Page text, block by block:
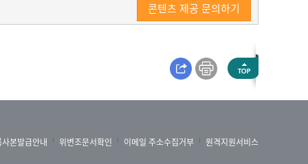
콘텐츠 제공 문의하기
본발급안내 위변조문서확인 이메일 주소수집거부 원격지원서비스